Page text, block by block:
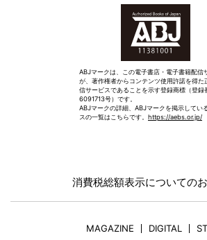
ABJマークは、この電子書店・電子書籍配信
が、著作権者からコンテンツ使用許諾を得た
信サービスであることを示す登録商標（登録
6091713号）です。
ABJマークの詳細、ABJマークを掲示してい
スの一覧はこちらです。 https://aebs.or.jp/
消費税総額表示についての
MAGAZINE DIGITAL